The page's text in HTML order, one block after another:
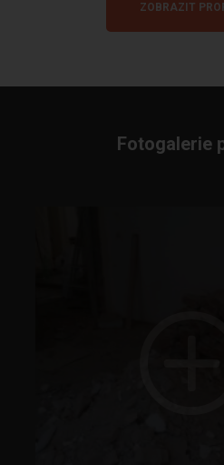
ZOBRAZIT
Fotogalerie